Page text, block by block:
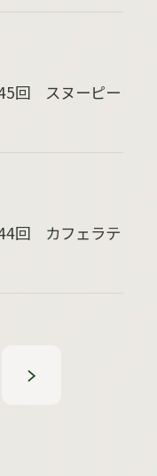
回 スヌーピー
回 カフェラテ
»